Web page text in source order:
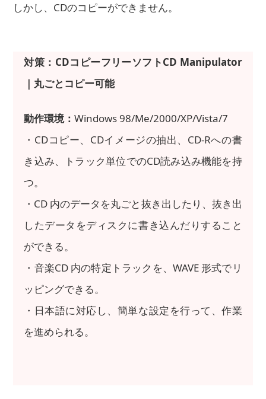
しかし、CDのコピーができません。
対策：CDコピーフリーソフトCD Manipulator
｜丸ごとコピー可能
動作環境：Windows 98/Me/2000/XP/Vista/7
・CDコピー、CDイメージの抽出、CD-Rへの書
き込み、トラック単位でのCD読み込み機能を持
つ。
・CD 内のデータを丸ごと抜き出したり、抜き出
したデータをディスクに書き込んだりすること
ができる。
・音楽CD 内の特定トラックを、WAVE 形式でリ
ッピングできる。
・日本語に対応し、簡単な設定を行って、作業
を進められる。